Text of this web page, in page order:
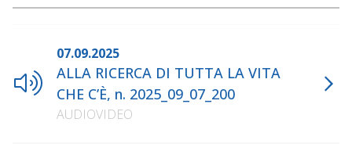
07.09.2025
ALLA RICERCA DI TUTTA LA VITA
CHE C’È, n. 2025_09_07_200
AUDIOVIDEO